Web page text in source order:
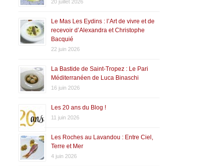
20 juillet 2026
Le Mas Les Eydins : l’Art de vivre et de
recevoir d’Alexandra et Christophe
Bacquié
22 juin 2026
La Bastide de Saint-Tropez : Le Pari
Méditerranéen de Luca Binaschi
16 juin 2026
Les 20 ans du Blog !
11 juin 2026
Les Roches au Lavandou : Entre Ciel,
Terre et Mer
4 juin 2026